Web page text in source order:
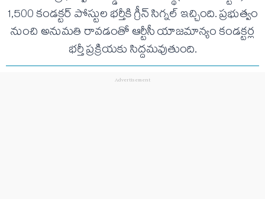
1,500 కండక్టర్ పోస్టుల భర్తీకి గ్రీన్ సిగ్నల్ ఇచ్చింది. ప్రభుత్వం
నుంచి అనుమతి రావడంతో ఆర్టీసీ యాజమాన్యం కండక్టర్ల
భర్తీ ప్రక్రియకు సిద్దమవుతుంది.